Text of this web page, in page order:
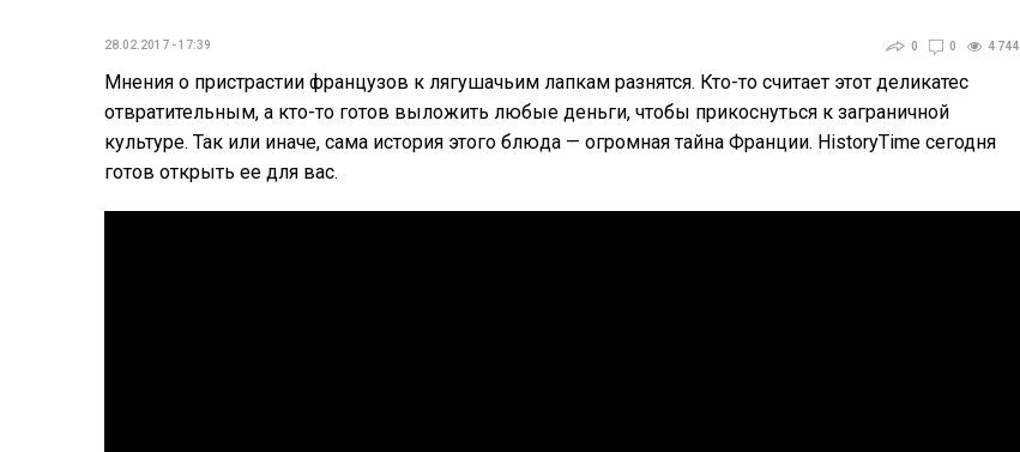
28.02.2017 - 17:39 0 0 4 744
Мнения о пристрастии французов к лягушачьим лапкам разнятся. Кто-то считает этот деликатес
отвратительным, а кто-то готов выложить любые деньги, чтобы прикоснуться к заграничной
культуре. Так или иначе, сама история этого блюда — огромная тайна Франции. HistoryTime сегодня
готов открыть ее для вас.